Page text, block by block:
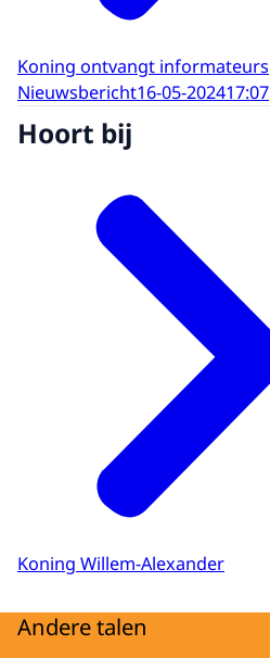
Koning ontvangt informateurs
Nieuwsbericht16-05-202417:07
Hoort bij
Koning Willem-Alexander
Andere talen